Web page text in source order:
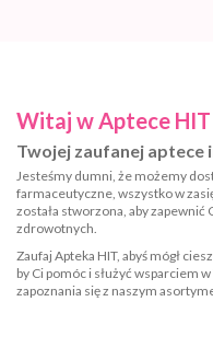
Witaj w Aptece HIT
Twojej zaufanej
Jesteśmy dumni, że możemy
farmaceutyczne, wszystko w
została stworzona, aby zapewnić
zdrowotnych.
Zaufaj Apteka HIT, abyś mógł
by Ci pomóc i służyć wsparciem
zapoznania się z naszym